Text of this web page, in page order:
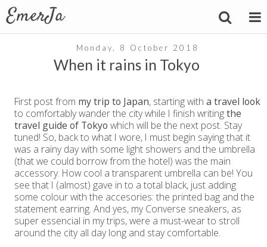
Monday, 8 October 2018
When it rains in Tokyo
First post from my trip to Japan, starting with a travel look
to comfortably wander the city while I finish writingthe
travel guide of Tokyo which will be the next post. Stay
tuned! So, back to what I wore, I must begin saying that it
was a rainy day with some light showers and the umbrella
(that we could borrow from the hotel) was the main
accessory. How cool a transparent umbrella can be! You
see that I (almost) gave in to a total black, just adding
some colour with the accesories: the printed bag and the
statement earring. And yes, my Converse sneakers, as
super essencial in my trips, were a must-wear to stroll
around the city all day long and stay comfortable.